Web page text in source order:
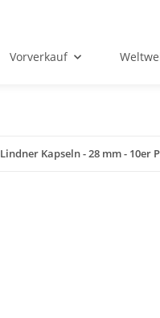
Vorverkauf
Lindner Kapseln - 28 mm - 10er